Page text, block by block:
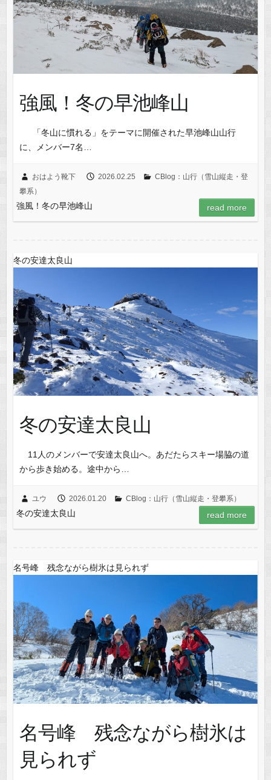
強風！冬の早池峰山
「冬山に慣れる」をテーマに開催された早池峰山山行
に、メンバー7名…
おはよう靴下 2026.02.25
CBlog：山行（雪山縦走・登
攀系）
強風！冬の早池峰山 read more
冬の安達太良山
冬の安達太良山
11人のメンバーで安達太良山へ。あだたらスキー場脇の道
から歩き始める。途中から…
ユウ 2026.01.20 CBlog：山行（雪山縦走・登攀系）
冬の安達太良山 read more
名号峰 残念ながら樹氷は見られず
名号峰 残念ながら樹氷は
見られず